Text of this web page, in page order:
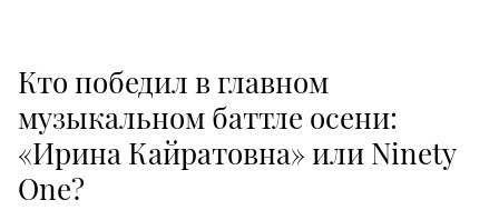
Кто победил в главном
музыкальном баттле осени:
«Ирина Кайратовна» или Ninety
One?